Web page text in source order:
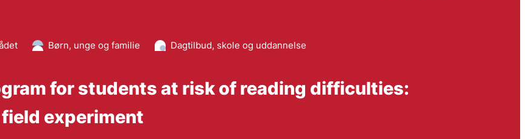
Børn, unge og familie Dagtilbud, skole og uddannelse
for students at risk of reading difficulties:
experiment